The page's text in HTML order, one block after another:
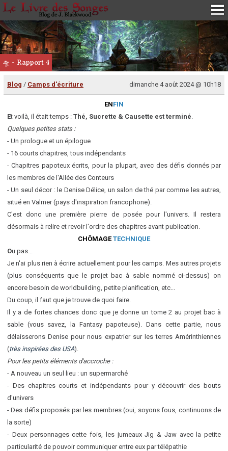
🛸 - Rapport 4
Blog / Camps d'écriture dimanche 4 août 2024 @ 10h18
ENFIN
Et voilà, il était temps : Thé, Sucrette & Causette est terminé.
Quelques petites stats :
- Un prologue et un épilogue
- 16 courts chapitres, tous indépendants
- Chapitres papoteux écrits, pour la plupart, avec des défis donnés par
les membres de l'Allée des Conteurs
- Un seul décor : le Denise Délice, un salon de thé par comme les autres,
situé en Valmer (pays d'inspiration francophone).
C'est donc une première pierre de posée pour l'univers. Il restera
désormais à relire et revoir l'ordre des chapitres avant publication.
CHÔMAGETECHNIQUE
Ou pas...
Je n'ai plus rien à écrire actuellement pour les camps. Mes autres projets
(plus conséquents que le projet bac à sable nommé ci-dessus) on
encore besoin de worldbuilding, petite planification, etc...
Du coup, il faut que je trouve de quoi faire.
Il y a de fortes chances donc que je donne un tome 2 au projet bac à
sable (vous savez, la Fantasy papoteuse). Dans cette partie, nous
délaisserons Denise pour nous expatrier sur les terres Amérinthiennes
(très inspirées des USA).
Pour les petits éléments d'accroche :
- A nouveau un seul lieu : un supermarché
- Des chapitres courts et indépendants pour y découvrir des bouts
d'univers
- Des défis proposés par les membres (oui, soyons fous, continuons de
la sorte)
- Deux personnages cette fois, les jumeaux Jig & Jaw avec la petite
particularité de pouvoir communiquer entre eux par télépathie